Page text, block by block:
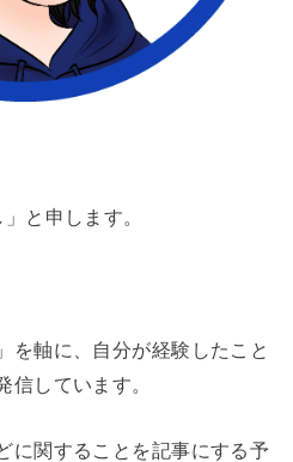
と申します。
を軸に、自分が経験したこと
信しています。
に関することを記事にする予